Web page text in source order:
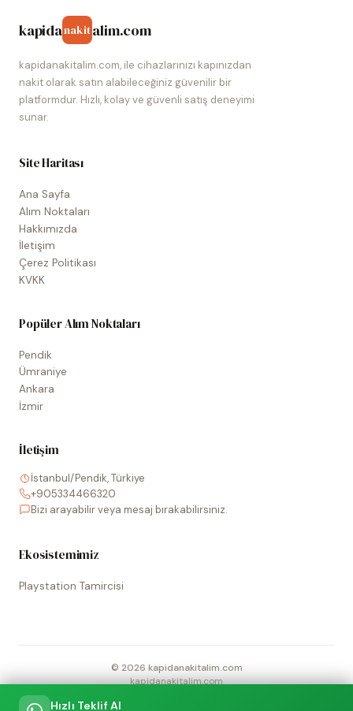
Hızlı Teklif Al
kapidanakitalim.com
kapidanakitalim.com, ile cihazlarınızı kapınızdan
nakit olarak satın alabileceğiniz güvenilir bir
platformdur. Hızlı, kolay ve güvenli satış deneyimi
sunar.
Site Haritası
Ana Sayfa
Alım Noktaları
Hakkımızda
İletişim
Çerez Politikası
KVKK
Popüler Alım Noktaları
Pendik
Ümraniye
Ankara
İzmir
İletişim
İstanbul/Pendik, Türkiye
+905334466320
Bizi arayabilir veya mesaj bırakabilirsiniz.
Ekosistemimiz
Playstation Tamircisi
© 2026 kapidanakitalim.com
kapidanakitalim.com
Sitede kullanılan tüm marka, logo ve görseller ilgili hak sahiplerine